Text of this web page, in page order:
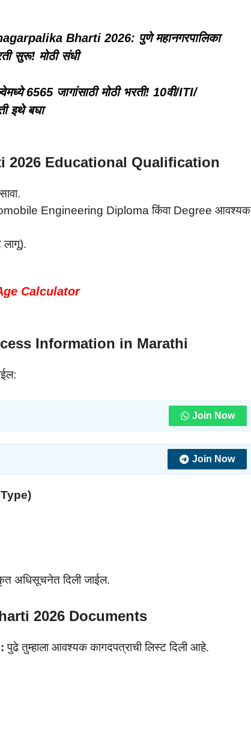
Bharti 2026: पुणे महानगरपालिका
सुरू! मोठी संधी
6565 जागांसाठी मोठी भरती! 10वी/ITI/
इथे बघा
2026 Educational Qualification
Engineering Diploma किंवा Degree आवश्यक
लागू).
Calculator
Information in Marathi
Join Now
Join Now
अधिसूचनेत दिली जाईल.
2026 Documents
:पुढे तुम्हाला आवश्यक कागदपत्राची लिस्ट दिली आहे.